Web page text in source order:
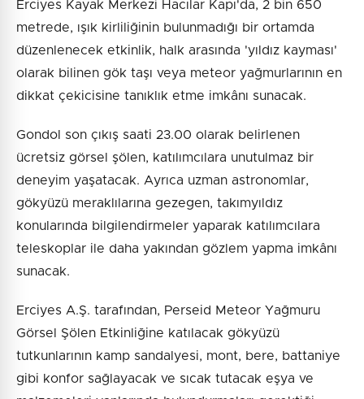
Erciyes Kayak Merkezi Hacılar Kapı'da, 2 bin 650
metrede, ışık kirliliğinin bulunmadığı bir ortamda
düzenlenecek etkinlik, halk arasında 'yıldız kayması'
olarak bilinen gök taşı veya meteor yağmurlarının en
dikkat çekicisine tanıklık etme imkânı sunacak.
Gondol son çıkış saati 23.00 olarak belirlenen
ücretsiz görsel şölen, katılımcılara unutulmaz bir
deneyim yaşatacak. Ayrıca uzman astronomlar,
gökyüzü meraklılarına gezegen, takımyıldız
konularında bilgilendirmeler yaparak katılımcılara
teleskoplar ile daha yakından gözlem yapma imkânı
sunacak.
Erciyes A.Ş. tarafından, Perseid Meteor Yağmuru
Görsel Şölen Etkinliğine katılacak gökyüzü
tutkunlarının kamp sandalyesi, mont, bere, battaniye
gibi konfor sağlayacak ve sıcak tutacak eşya ve